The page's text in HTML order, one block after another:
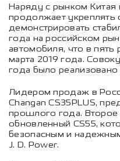
Наряду с рынком Китая
продолжает укреплять
демонстрировать
года на российском
автомобиля, что в пять
марта 2019 года.
года было реализовано
Лидером продаж в
Changan CS35PLUS,
прошлого года.
обновленный CS55,
безопасным и
J. D. Power.